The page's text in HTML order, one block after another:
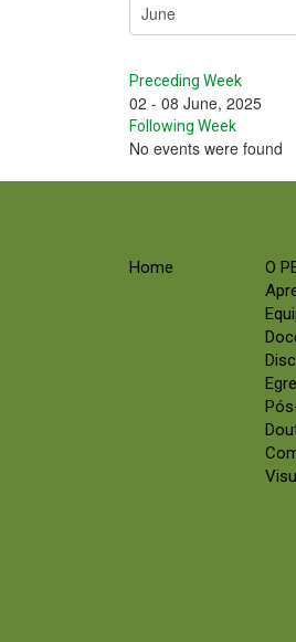
Preceding Week
02 - 08 June, 2025
Following Week
No events were found
Home
O